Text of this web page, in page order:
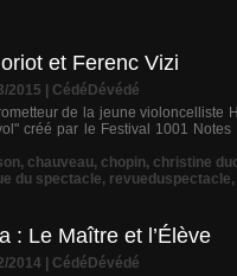
et Ferenc Vizi
2015
CédéDévédé
de la jeune violoncelliste
créé par le Festival 1001
, chauveau, chopin, christine
du spectacle, revueduspectacle,
: Le Maître et l’Élève
2014
CédéDévédé